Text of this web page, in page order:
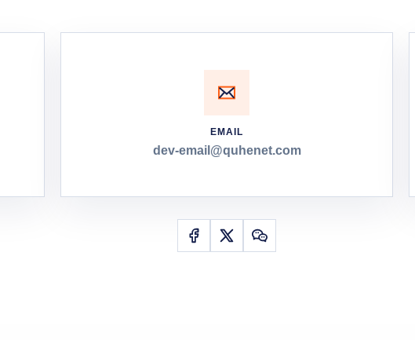
EMAIL
dev-email@quhenet.com